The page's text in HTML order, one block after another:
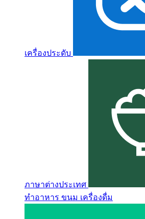
เครื่องประดับ
ภาษาต่างประเทศ
ทำอาหาร ขนม เครื่องดื่ม